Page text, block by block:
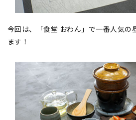
今回は、「食堂 おわん」で一番人気の
ます！